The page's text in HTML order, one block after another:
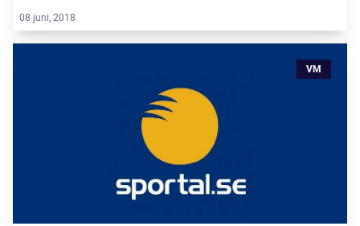
08 juni, 2018
VM